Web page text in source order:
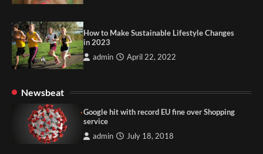
How to Make Sustainable Lifestyle Changes
in 2023
admin April 22, 2022
Newsbeat
Google hit with record EU fine over Shopping
service
admin July 18, 2018